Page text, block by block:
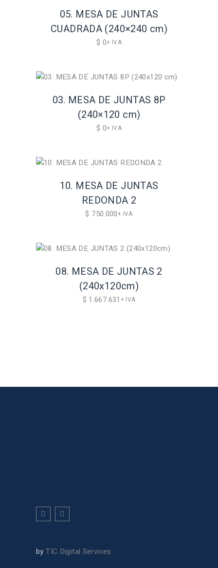
05. MESA DE JUNTAS
CUADRADA (240×240 cm)
$ 0+ IVA
03. MESA DE JUNTAS 8P
(240×120 cm)
$ 0+ IVA
10. MESA DE JUNTAS
REDONDA 2
$ 750.000+ IVA
08. MESA DE JUNTAS 2
(240x120cm)
$ 1.667.631 + IVA
byTIC Digital Services